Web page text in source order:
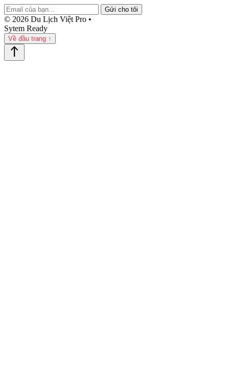
Gửi cho tôi
© 2026 Du Lịch Việt Pro •
Sytem Ready
Về đầu trang ↑
north